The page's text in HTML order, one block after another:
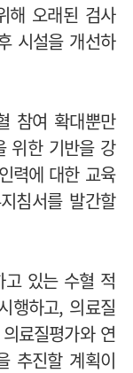
해 오래된 검사
시설을 개선하
참여 확대뿐만
위한 기반을 강
력에 대한 교육
침서를 발간할
있는 수혈 적
행하고, 의료질
료질평가와 연
추진할 계획이